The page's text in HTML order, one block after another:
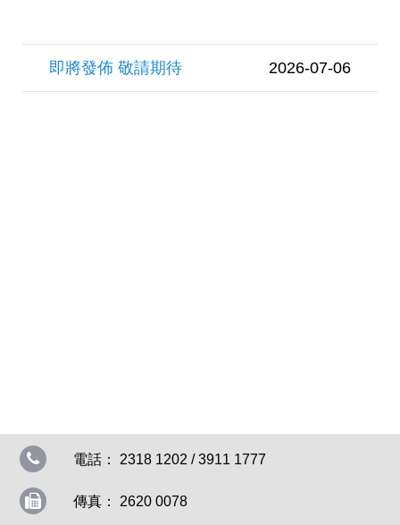
2026-07-06
即將發佈 敬請期待
電話： 2318 1202 / 3911 1777
傳真： 2620 0078